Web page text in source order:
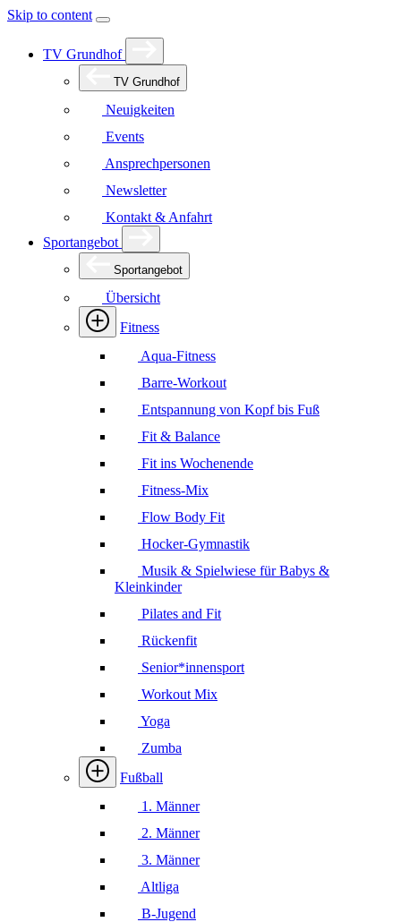
Skip to content
TV Grundhof
TV Grundhof
Neuigkeiten
Events
Ansprechpersonen
Newsletter
Kontakt & Anfahrt
Sportangebot
Sportangebot
Übersicht
Fitness
Aqua-Fitness
Barre-Workout
Entspannung von Kopf bis Fuß
Fit & Balance
Fit ins Wochenende
Fitness-Mix
Flow Body Fit
Hocker-Gymnastik
Musik & Spielwiese für Babys &
Kleinkinder
Pilates and Fit
Rückenfit
Senior*innensport
Workout Mix
Yoga
Zumba
Fußball
1. Männer
2. Männer
3. Männer
Altliga
B-Jugend